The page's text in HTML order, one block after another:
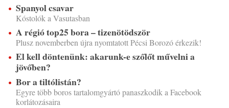
Spanyol csavar
Kóstolók a Vasutasban
A régió top25 bora – tizenötödször
Plusz novemberben újra nyomtatott Pécsi Borozó érkezik!
El kell döntenünk: akarunk-e szőlőt művelni a
jövőben?
Bor a tiltólistán?
Egyre több boros tartalomgyártó panaszkodik a Facebook
korlátozásaira